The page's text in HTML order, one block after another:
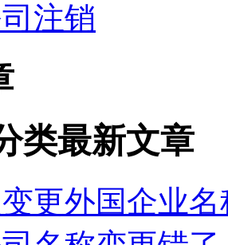
注销
类最新文章
更外国企业